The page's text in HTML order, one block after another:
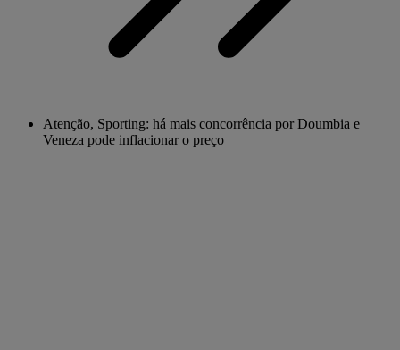
Atenção, Sporting: há mais concorrência por Doumbia e
Veneza pode inflacionar o preço